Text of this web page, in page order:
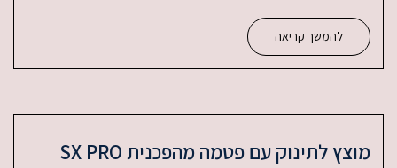
להמשך קריאה
מוצץ לתינוק עם פטמה מהפכנית SX PRO